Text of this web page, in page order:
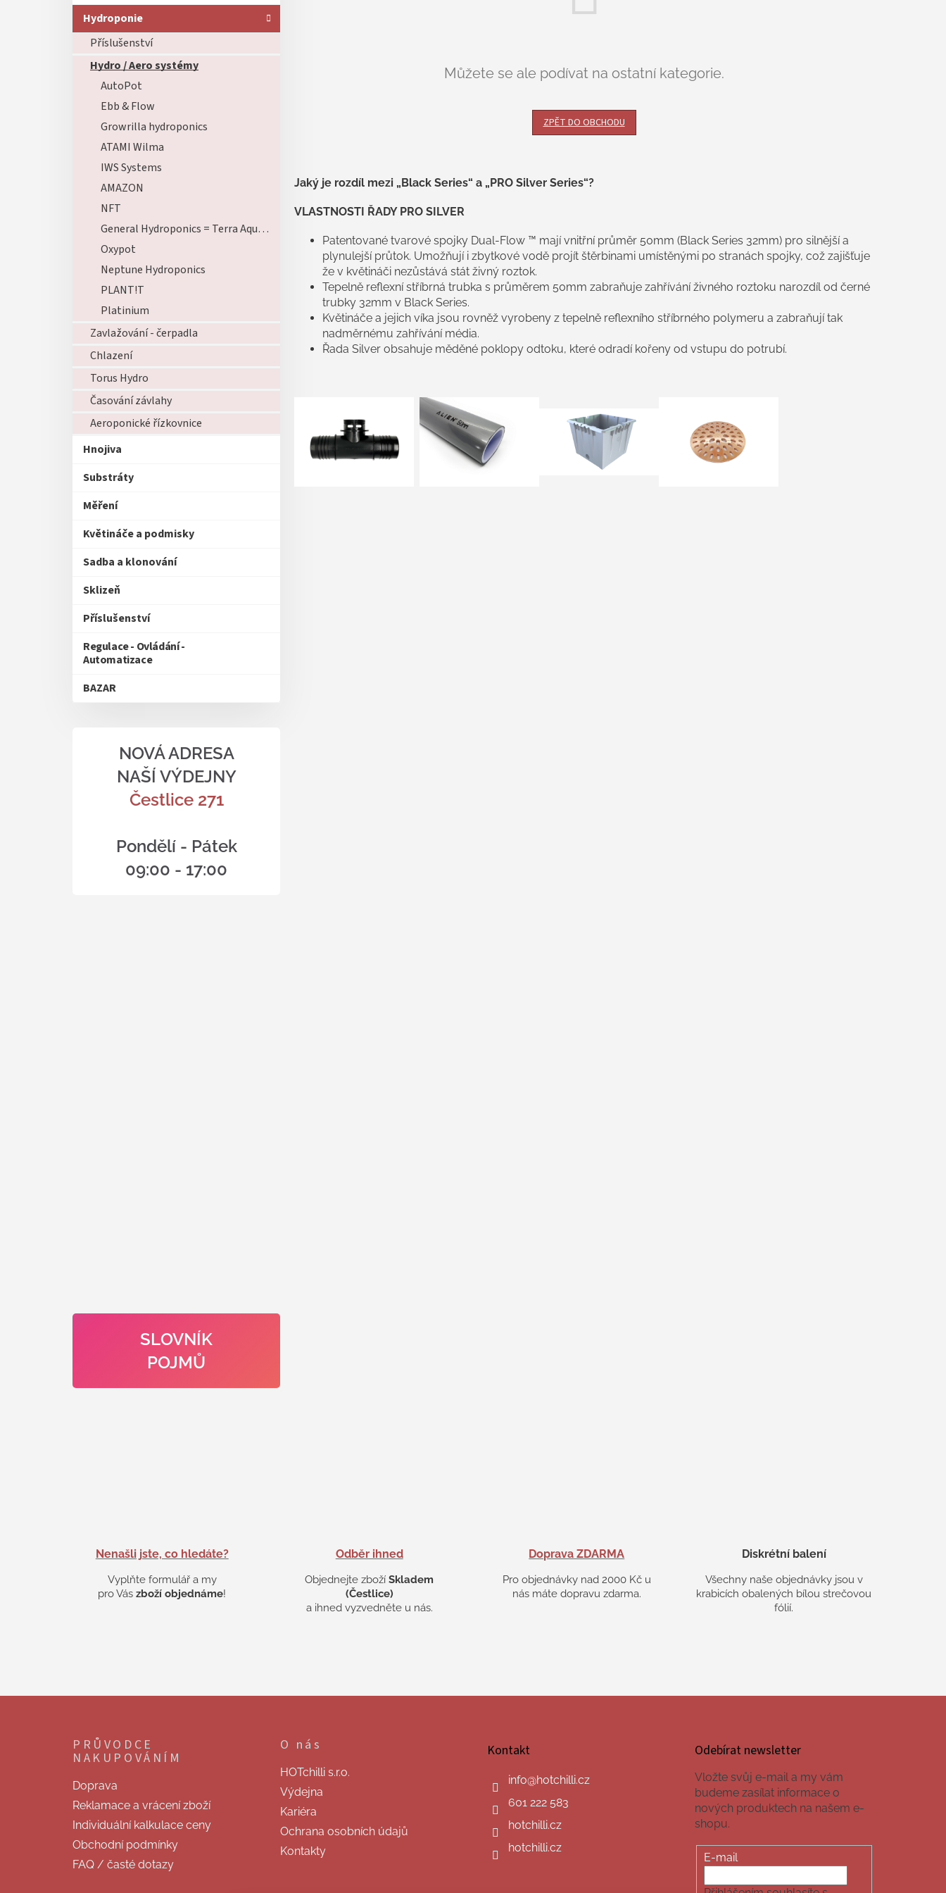
Hydroponie
Příslušenství
Hydro / Aero systémy
AutoPot
Ebb & Flow
Growrilla hydroponics
ATAMI Wilma
IWS Systems
AMAZON
NFT
General Hydroponics = Terra Aquatica
Oxypot
Neptune Hydroponics
PLANT!T
Platinium
Zavlažování - čerpadla
Chlazení
Torus Hydro
Časování závlahy
Aeroponické řízkovnice
Hnojiva
Substráty
Měření
Květináče a podmisky
Sadba a klonování
Sklizeň
Příslušenství
Regulace - Ovládání -
Automatizace
BAZAR
NOVÁ ADRESA
NAŠÍ VÝDEJNY
Čestlice 271
Pondělí - Pátek
09:00 - 17:00
SLOVNÍK
POJMŮ
Můžete se ale podívat na ostatní kategorie.
ZPĚT DO OBCHODU
Jaký je rozdíl mezi „Black Series“ a „PRO Silver Series“?
VLASTNOSTI ŘADY PRO SILVER
Patentované tvarové spojky Dual-Flow ™ mají vnitřní průměr 50mm (Black Series 32mm) pro silnější a
plynulejší průtok. Umožňují i zbytkové vodě projít štěrbinami umístěnými po stranách spojky, což zajišťuje
že v květináči nezůstává stát živný roztok.
Tepelně reflexní stříbrná trubka s průměrem 50mm zabraňuje zahřívání živného roztoku narozdíl od černé
trubky 32mm v Black Series.
Květináče a jejich víka jsou rovněž vyrobeny z tepelně reflexního stříbrného polymeru a zabraňují tak
nadměrnému zahřívání média.
Řada Silver obsahuje měděné poklopy odtoku, které odradí kořeny od vstupu do potrubí.
Nenašli jste, co hledáte?
Vyplňte formulář a my
pro Vászboží objednáme!
Odběr ihned
Objednejte zbožíSkladem
(Čestlice)
a ihned vyzvedněte u nás.
Doprava ZDARMA
Pro objednávky nad 2000 Kč u
nás máte dopravu zdarma.
Diskrétní balení
Všechny naše objednávky jsou v
krabicích obalených bílou strečovou
fólií.
PRŮVODCE
NAKUPOVÁNÍM
Doprava
Reklamace a vrácení zboží
Individuální kalkulace ceny
Obchodní podmínky
FAQ / časté dotazy
O nás
HOTchilli s.r.o.
Výdejna
Kariéra
Ochrana osobních údajů
Kontakty
Kontakt
info@hotchilli.cz
601 222 583
hotchilli.cz
hotchilli.cz
Odebírat newsletter
Vložte svůj e-mail a my vám
budeme zasílat informace o
nových produktech na našem e-
shopu.
E-mail